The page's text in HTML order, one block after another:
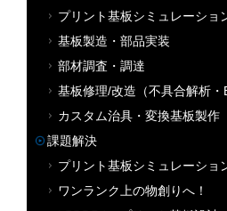
プリント基板シミュレーショ
基板製造・部品実装
部材調査・調達
基板修理/改造（不具合解析・
カスタム治具・変換基板製作
課題解決
プリント基板シミュレーショ
ワンランク上の物創りへ！